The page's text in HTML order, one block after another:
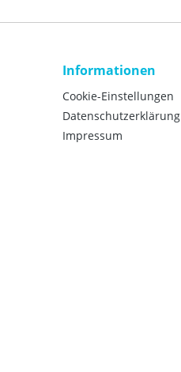
Informationen
Cookie-Einstellungen
Datenschutzerklärung
Impressum